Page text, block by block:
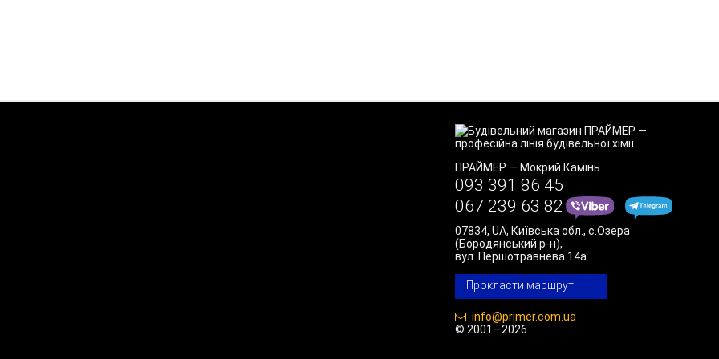
ПРАЙМЕР — Мокрий Камінь
093 391 86 45
067 239 63 82
07834, UA, Київська обл., с.Озера
(Бородянський р-н),
вул. Першотравнева 14а
Прокласти маршрут
info@primer.com.ua
© 2001—2026